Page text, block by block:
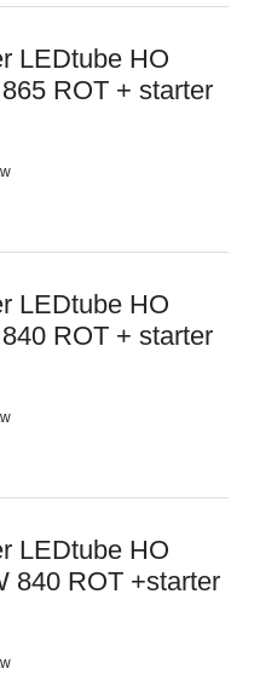
LEDtube HO
ROT + starter
LEDtube HO
ROT + starter
LEDtube HO
840 ROT +starter